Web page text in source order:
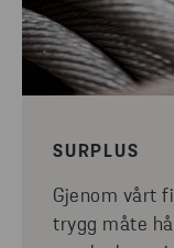
SURPLUS
Gjenom vårt
trygg måte